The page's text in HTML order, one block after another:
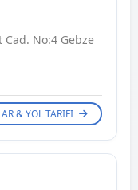
Cad. No:4 Gebze
& YOL TARIFI